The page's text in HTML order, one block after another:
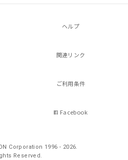
ヘルプ
関連リンク
ご利用条件
Facebook
Corporation 1996 - 2026.
Reserved.